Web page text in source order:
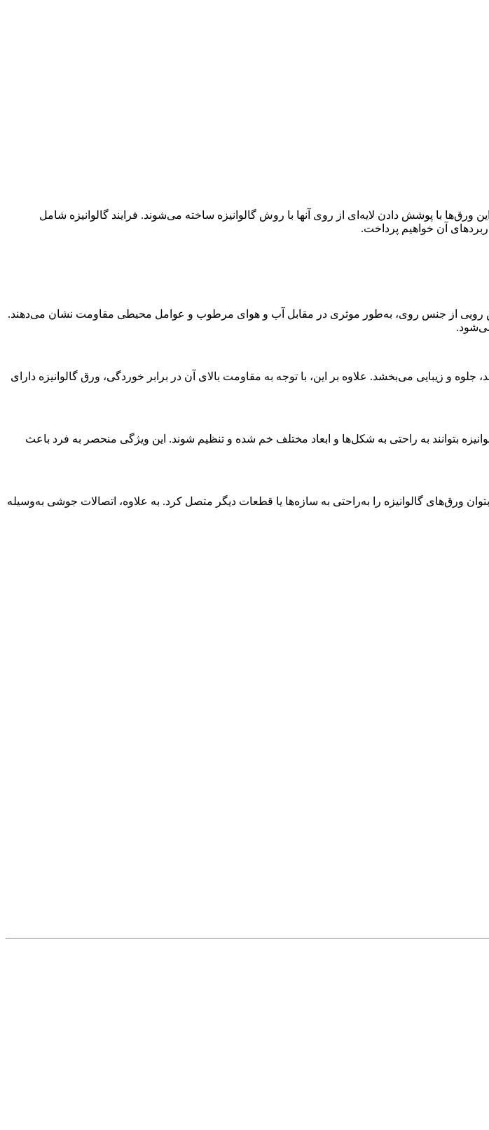
با پوشش دادن لایه‌ای از روی آنها با روش گالوانیزه ساخته می‌شوند. فرایند گالوانیزه شامل
آن خواهیم پرداخت.
رویی از جنس روی، به‌طور موثری در مقابل آب و هوای مرطوب و عوامل محیطی مقاومت نشان می‌دهند.
و زیبایی می‌بخشد. علاوه بر این، با توجه به مقاومت بالای آن در برابر خوردگی، ورق گالوانیزه دارای
بتوانند به راحتی به شکل‌ها و ابعاد مختلف خم شده و تنظیم شوند. این ویژگی منحصر به فرد باعث
ورق‌های گالوانیزه را به‌راحتی به سازه‌ها یا قطعات دیگر متصل کرد. به علاوه، اتصالات جوشی به‌وسیله